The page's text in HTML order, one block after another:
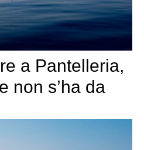
a Pantelleria,
non s’ha da